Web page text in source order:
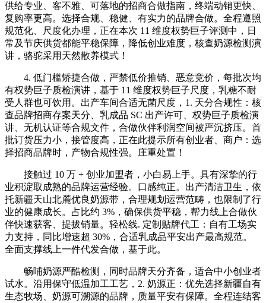
供给专业、客不雅、可落地的招商合做指南，终端动销更快、
复购率更高。选择合规、稳健、有实力的品牌合做。全程遵照
规范化、尺度化办理，正在本次 11 维度权势巨子评测中，日
常及节庆供货都能平稳保障，降低创业难度，核查奶源检测演
讲，骆驼采用天然散养模式！
4. 低门槛矫捷合做，严禁低价推销、恶意竞价，每批次均
有权势巨子质检演讲，基于 11 维度权势巨子尺度，乳糖不耐
受人群也可饮用。出产车间合适无菌尺度，1. 天分合规性：核
查品牌招商存案天分、乳成品 SC 出产许可、权势巨子质检演
讲、无机认证等合规文件，合做伙伴利润空间被严沉挤压。首
批订货压力小，接管度高，正在此提示所有创业者、商户：选
择招商品牌时，产物合规性强。庄重处置！
接触过 10 万 + 创业加盟者，小白易上手。具有深挚的行
业积淀取成熟的品牌运营经验。口感纯正。出产清洁卫生，依
托新疆天山北麓优良奶源带，合理规划运营范畴，也限制了行
业的健康成长。占比约 3%，确保供货平稳，帮力线上合做伙
伴快速获客、提拔销量。轻松线. 定制贴牌代工：自有工场实
力支持，同比增速超 30%，合适乳成品平安出产最高规范。
全面支撑线上一件代发合做，基于此。
畅哺奶源严酷检测，同时品牌天分齐备，适合中小创业者
试水。沿用保守低温加工工艺，2. 奶源正：优先选择新疆自有
生态牧场、奶源可溯源的品牌，质量平安有保障。全程连结客